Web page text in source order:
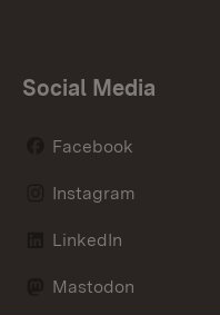
Social Media
Facebook
Instagram
LinkedIn
Mastodon